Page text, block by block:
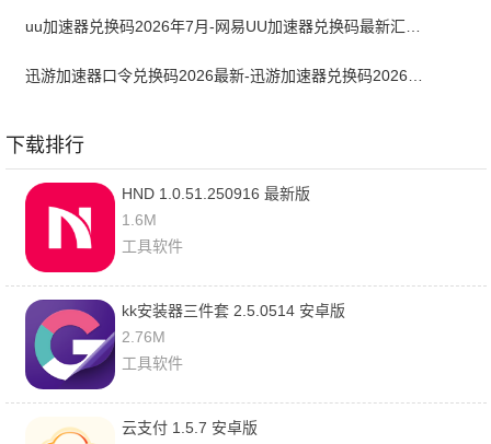
下载排行
HND 1.0.51.250916 最新版
1.6M
工具软件
kk安装器三件套 2.5.0514 安卓版
2.76M
工具软件
云支付 1.5.7 安卓版